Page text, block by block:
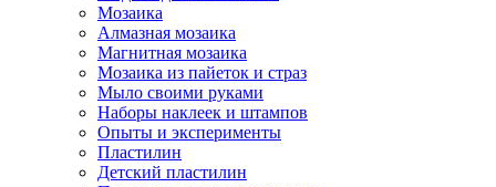
Мозаика
Алмазная мозаика
Магнитная мозаика
Мозаика из пайеток и страз
Мыло своими руками
Наборы наклеек и штампов
Опыты и эксперименты
Пластилин
Детский пластилин